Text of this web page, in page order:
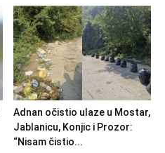
Adnan očistio ulaze u Mostar,
Jablanicu, Konjic i Prozor:
“Nisam čistio...